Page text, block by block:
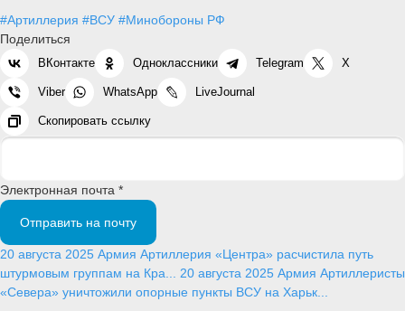
#Артиллерия #ВСУ #Минобороны РФ
Поделиться
ВКонтакте Одноклассники Telegram X
Viber WhatsApp LiveJournal
Скопировать ссылку
Электронная почта *
Отправить на почту
20 августа 2025 Армия Артиллерия «Центра» расчистила путь
штурмовым группам на Кра... 20 августа 2025 Армия Артиллеристы
«Севера» уничтожили опорные пункты ВСУ на Харьк...